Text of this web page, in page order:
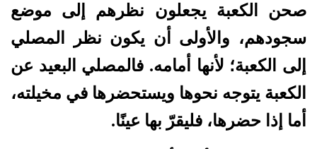
صحن الكعبة يجعلون نظرهم إلى موضع
سجودهم، والأولى أن يكون نظر المصلي
إلى الكعبة؛ لأنها أمامه. فالمصلي البعيد عن
الكعبة يتوجه نحوها ويستحضرها في مخيلته،
أما إذا حضرها، فليقرّ بها عينًا.